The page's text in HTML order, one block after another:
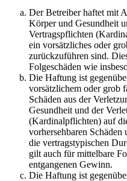
Der Betreiber haftet mit
Körper und Gesundheit
Vertragspflichten
ein vorsätzliches oder
zurückzuführen sind.
Folgeschäden wie
Die Haftung ist
vorsätzlichem oder grob
Schäden aus der
Gesundheit und der
(Kardinalpflichten) auf
vorhersehbaren
die vertragstypischen
gilt auch für mittelbare
entgangenen Gewinn.
Die Haftung ist